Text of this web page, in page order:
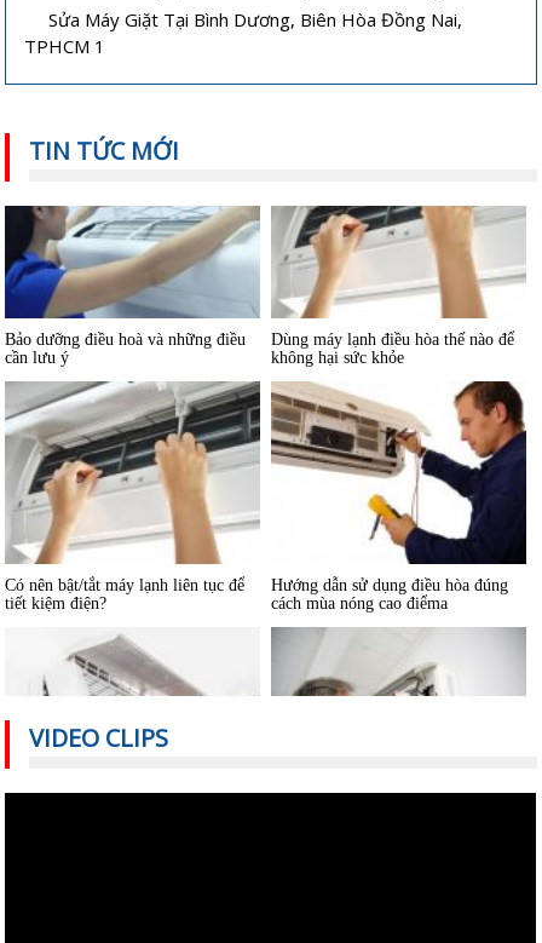
Sửa Máy Giặt Tại Bình Dương, Biên Hòa Đồng Nai,
TPHCM 1
TIN TỨC MỚI
máy lạnh âm trần hiệu quả
hòa khác nhau thế nào
Bảo dưỡng điều hoà và những điều
Dùng máy lạnh điều hòa thế nào để
Có nên bật/tắt máy lạnh liên tục để
tiết kiệm điện?
Hướng dẫn sử dụng điều hòa đúng
cách mùa nóng cao điểma
VIDEO CLIPS